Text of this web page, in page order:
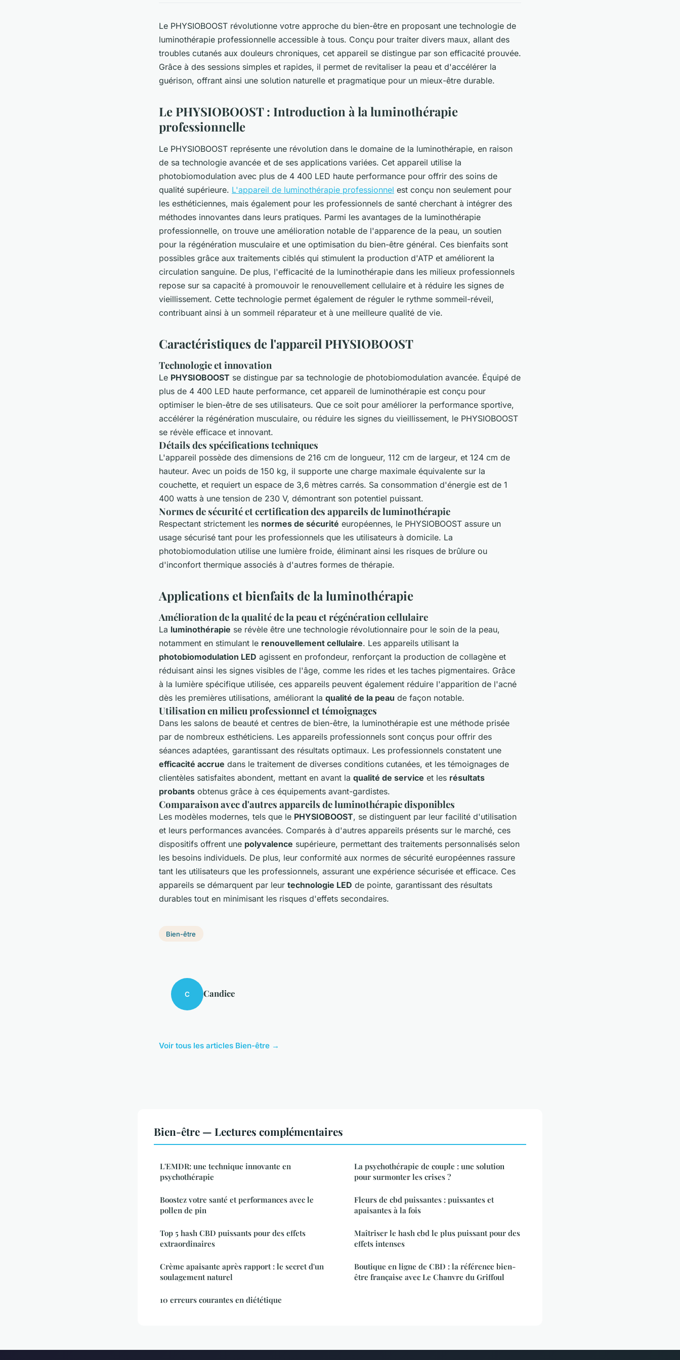
Le PHYSIOBOOST révolutionne votre approche du bien-être en proposant une technologie de
luminothérapie professionnelle accessible à tous. Conçu pour traiter divers maux, allant des
troubles cutanés aux douleurs chroniques, cet appareil se distingue par son efficacité prouvée.
Grâce à des sessions simples et rapides, il permet de revitaliser la peau et d'accélérer la
guérison, offrant ainsi une solution naturelle et pragmatique pour un mieux-être durable.
Le PHYSIOBOOST : Introduction à la luminothérapie
professionnelle
Le PHYSIOBOOST représente une révolution dans le domaine de la luminothérapie, en raison
de sa technologie avancée et de ses applications variées. Cet appareil utilise la
photobiomodulation avec plus de 4 400 LED haute performance pour offrir des soins de
qualité supérieure. L'appareil de luminothérapie professionnel est conçu non seulement pour
les esthéticiennes, mais également pour les professionnels de santé cherchant à intégrer des
méthodes innovantes dans leurs pratiques. Parmi les avantages de la luminothérapie
professionnelle, on trouve une amélioration notable de l'apparence de la peau, un soutien
pour la régénération musculaire et une optimisation du bien-être général. Ces bienfaits sont
possibles grâce aux traitements ciblés qui stimulent la production d'ATP et améliorent la
circulation sanguine. De plus, l'efficacité de la luminothérapie dans les milieux professionnels
repose sur sa capacité à promouvoir le renouvellement cellulaire et à réduire les signes de
vieillissement. Cette technologie permet également de réguler le rythme sommeil-réveil,
contribuant ainsi à un sommeil réparateur et à une meilleure qualité de vie.
Caractéristiques de l'appareil PHYSIOBOOST
Technologie et innovation
Le PHYSIOBOOST se distingue par sa technologie de photobiomodulation avancée. Équipé de
plus de 4 400 LED haute performance, cet appareil de luminothérapie est conçu pour
optimiser le bien-être de ses utilisateurs. Que ce soit pour améliorer la performance sportive,
accélérer la régénération musculaire, ou réduire les signes du vieillissement, le PHYSIOBOOST
se révèle efficace et innovant.
Détails des spécifications techniques
L'appareil possède des dimensions de 216 cm de longueur, 112 cm de largeur, et 124 cm de
hauteur. Avec un poids de 150 kg, il supporte une charge maximale équivalente sur la
couchette, et requiert un espace de 3,6 mètres carrés. Sa consommation d'énergie est de 1
400 watts à une tension de 230 V, démontrant son potentiel puissant.
Normes de sécurité et certification des appareils de luminothérapie
Respectant strictement les normes de sécurité européennes, le PHYSIOBOOST assure un
usage sécurisé tant pour les professionnels que les utilisateurs à domicile. La
photobiomodulation utilise une lumière froide, éliminant ainsi les risques de brûlure ou
d'inconfort thermique associés à d'autres formes de thérapie.
Applications et bienfaits de la luminothérapie
Amélioration de la qualité de la peau et régénération cellulaire
La luminothérapie se révèle être une technologie révolutionnaire pour le soin de la peau,
notamment en stimulant le renouvellement cellulaire. Les appareils utilisant la
photobiomodulation LED agissent en profondeur, renforçant la production de collagène et
réduisant ainsi les signes visibles de l'âge, comme les rides et les taches pigmentaires. Grâce
à la lumière spécifique utilisée, ces appareils peuvent également réduire l'apparition de l'acné
dès les premières utilisations, améliorant la qualité de la peau de façon notable.
Utilisation en milieu professionnel et témoignages
Dans les salons de beauté et centres de bien-être, la luminothérapie est une méthode prisée
par de nombreux esthéticiens. Les appareils professionnels sont conçus pour offrir des
séances adaptées, garantissant des résultats optimaux. Les professionnels constatent une
efficacité accrue dans le traitement de diverses conditions cutanées, et les témoignages de
clientèles satisfaites abondent, mettant en avant la qualité de service et les résultats
probants obtenus grâce à ces équipements avant-gardistes.
Comparaison avec d'autres appareils de luminothérapie disponibles
Les modèles modernes, tels que le PHYSIOBOOST, se distinguent par leur facilité d'utilisation
et leurs performances avancées. Comparés à d'autres appareils présents sur le marché, ces
dispositifs offrent une polyvalence supérieure, permettant des traitements personnalisés selon
les besoins individuels. De plus, leur conformité aux normes de sécurité européennes rassure
tant les utilisateurs que les professionnels, assurant une expérience sécurisée et efficace. Ces
appareils se démarquent par leur technologie LED de pointe, garantissant des résultats
durables tout en minimisant les risques d'effets secondaires.
Bien-être
C Candice
Voir tous les articles Bien-être →
Bien-être — Lectures complémentaires
L'EMDR: une technique innovante en
psychothérapie
Boostez votre santé et performances avec le
pollen de pin
Top 5 hash CBD puissants pour des effets
extraordinaires
Crème apaisante après rapport : le secret d'un
soulagement naturel
10 erreurs courantes en diététique
La psychothérapie de couple : une solution
pour surmonter les crises ?
Fleurs de cbd puissantes : puissantes et
apaisantes à la fois
Maîtriser le hash cbd le plus puissant pour des
effets intenses
Boutique en ligne de CBD : la référence bien-
être française avec Le Chanvre du Griffoul